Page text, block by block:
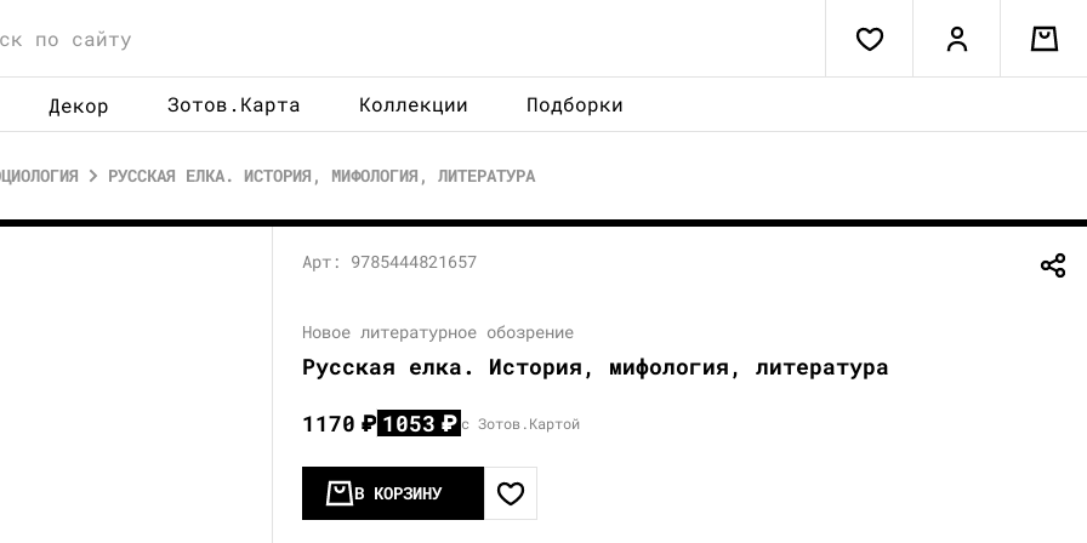
Декор Зотов.Карта Коллекции Подборки
РУССКАЯ ЕЛКА. ИСТОРИЯ, МИФОЛОГИЯ, ЛИТЕРАТУРА
Арт: 9785444821657
Новое литературное обозрение
Русская елка. История, мифология, литература
1170₽ 1053₽ с Зотов.Картой
В КОРЗИНУ